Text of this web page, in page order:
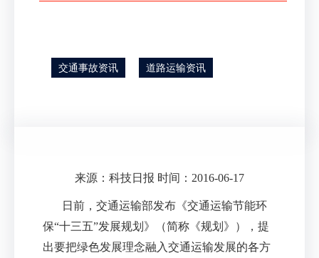
交通事故资讯 道路运输资讯
来源：科技日报 时间：2016-06-17
日前，交通运输部发布《交通运输节能环
保“十三五”发展规划》（简称《规划》），提
出要把绿色发展理念融入交通运输发展的各方